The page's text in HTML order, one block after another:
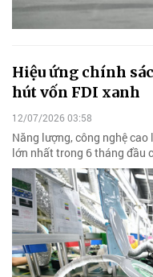
Hiệu ứng chính
hút vốn FDI xanh
12/07/2026 03:58
Năng lượng, công nghệ
lớn nhất trong 6 tháng đầu